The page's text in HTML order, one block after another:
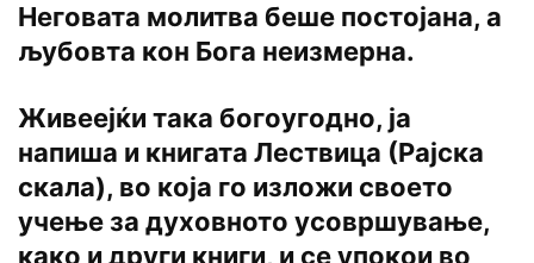
Неговата молитва беше постојана, а
љубовта кон Бога неизмерна.
Живеејќи така богоугодно, ја
напиша и книгата Лествица (Рајска
скала), во која го изложи своето
учење за духовното усовршување,
како и други книги, и се упокои во